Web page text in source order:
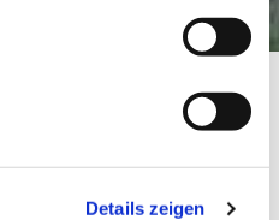
Details zeigen
Tour
leicht